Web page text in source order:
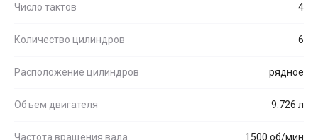
Число тактов 4
Количество цилиндров 6
Расположение цилиндров рядное
Объем двигателя 9.726 л
Частота вращения вала 1500 об/мин